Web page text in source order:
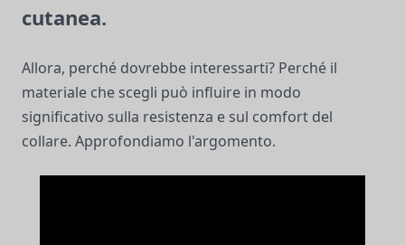
cutanea.
Allora, perché dovrebbe interessarti? Perché il
materiale che scegli può influire in modo
significativo sulla resistenza e sul comfort del
collare. Approfondiamo l'argomento.